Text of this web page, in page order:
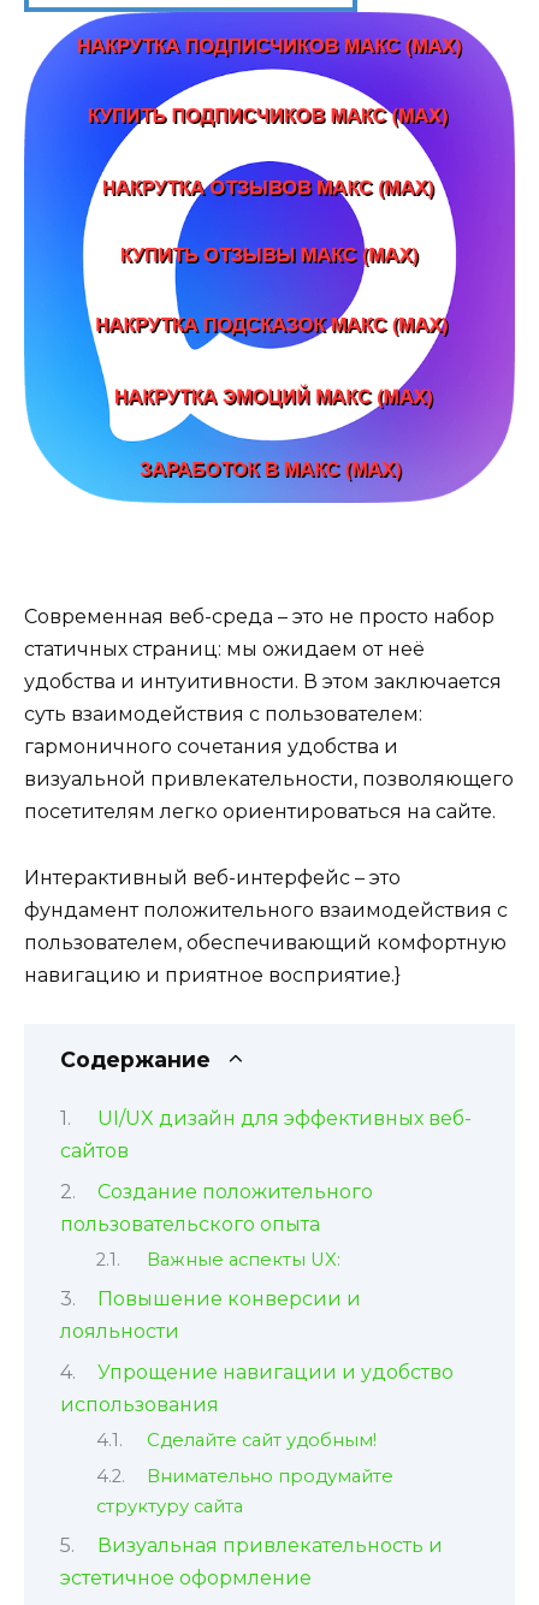
Современная веб-среда – это не просто набор
статичных страниц: мы ожидаем от неё
удобства и интуитивности. В этом заключается
суть взаимодействия с пользователем:
гармоничного сочетания удобства и
визуальной привлекательности, позволяющего
посетителям легко ориентироваться на сайте.
Интерактивный веб-интерфейс – это
фундамент положительного взаимодействия с
пользователем, обеспечивающий комфортную
навигацию и приятное восприятие.}
Содержание
UI/UX дизайн для эффективных веб-
сайтов
Создание положительного
пользовательского опыта
Важные аспекты UX:
Повышение конверсии и
лояльности
Упрощение навигации и удобство
использования
Сделайте сайт удобным!
Внимательно продумайте
структуру сайта
Визуальная привлекательность и
эстетичное оформление